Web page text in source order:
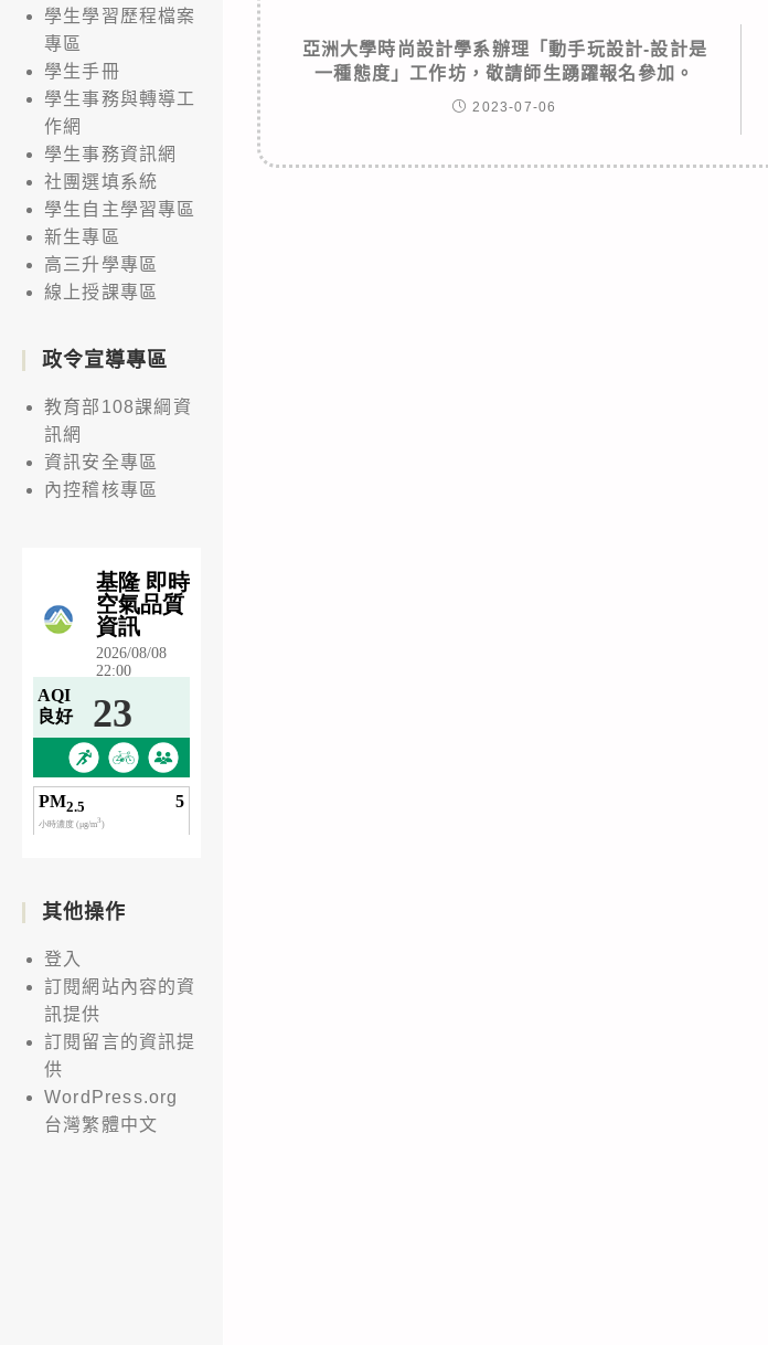
亞洲大學時尚設計學系辦理「動手玩設計-設計是
一種態度」工作坊，敬請師生踴躍報名參加。
2023-07-06
學生學習歷程檔案
專區
學生手冊
學生事務與轉導工
作網
學生事務資訊網
社團選填系統
學生自主學習專區
新生專區
高三升學專區
線上授課專區
政令宣導專區
教育部108課綱資
訊網
資訊安全專區
內控稽核專區
其他操作
登入
訂閱網站內容的資
訊提供
訂閱留言的資訊提
供
WordPress.org
台灣繁體中文